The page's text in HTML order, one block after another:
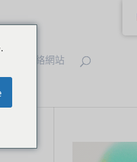
聯絡網站